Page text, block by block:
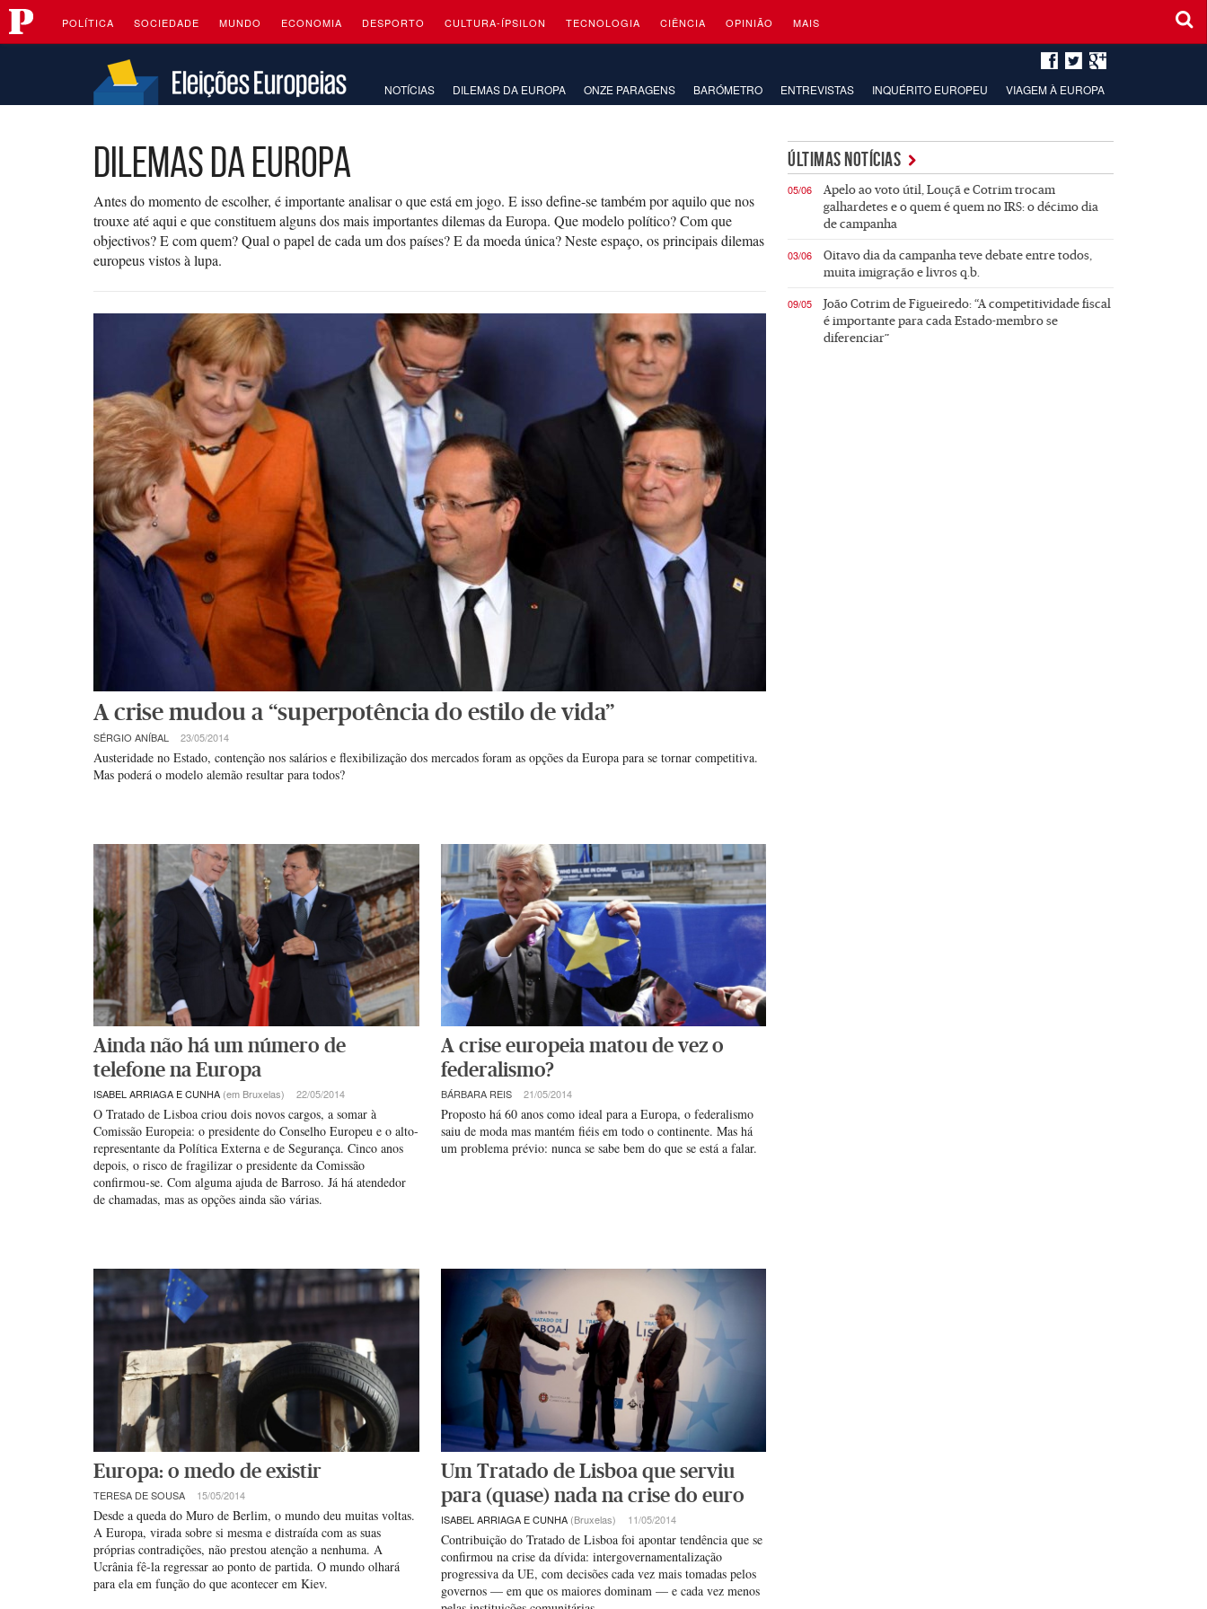
paraPOLÍTICA SOCIEDADE MUNDO ECONOMIA DESPORTO CULTURA-ÍPSILON TECNOLOGIA CIÊNCIA OPINIÃO MAIS
NOTÍCIAS DILEMAS DA EUROPA ONZE PARAGENS BARÓMETRO ENTREVISTAS INQUÉRITO EUROPEU VIAGEM À EUROPA
Dilemas da Europa
Antes do momento de escolher, é importante analisar o que está em jogo. E isso define-se também por aquilo que nos
trouxe até aqui e que constituem alguns dos mais importantes dilemas da Europa. Que modelo político? Com que
objectivos? E com quem? Qual o papel de cada um dos países? E da moeda única? Neste espaço, os principais dilemas
europeus vistos à lupa.
A crise mudou a “superpotência do estilo de vida”
SÉRGIO ANÍBAL 23/05/2014
Austeridade no Estado, contenção nos salários e flexibilização dos mercados foram as opções da Europa para se tornar competitiva.
Mas poderá o modelo alemão resultar para todos?
Ainda não há um número de
telefone na Europa
ISABEL ARRIAGA E CUNHA (em Bruxelas) 22/05/2014
O Tratado de Lisboa criou dois novos cargos, a somar à
Comissão Europeia: o presidente do Conselho Europeu e o alto-
representante da Política Externa e de Segurança. Cinco anos
depois, o risco de fragilizar o presidente da Comissão
confirmou-se. Com alguma ajuda de Barroso. Já há atendedor
de chamadas, mas as opções ainda são várias.
A crise europeia matou de vez o
federalismo?
BÁRBARA REIS 21/05/2014
Proposto há 60 anos como ideal para a Europa, o federalismo
saiu de moda mas mantém fiéis em todo o continente. Mas há
um problema prévio: nunca se sabe bem do que se está a falar.
Europa: o medo de existir
TERESA DE SOUSA 15/05/2014
Desde a queda do Muro de Berlim, o mundo deu muitas voltas.
A Europa, virada sobre si mesma e distraída com as suas
próprias contradições, não prestou atenção a nenhuma. A
Ucrânia fê-la regressar ao ponto de partida. O mundo olhará
para ela em função do que acontecer em Kiev.
Um Tratado de Lisboa que serviu
para (quase) nada na crise do euro
ISABEL ARRIAGA E CUNHA (Bruxelas) 11/05/2014
Contribuição do Tratado de Lisboa foi apontar tendência que se
confirmou na crise da dívida: intergovernamentalização
progressiva da UE, com decisões cada vez mais tomadas pelos
governos — em que os maiores dominam — e cada vez menos
ÚLTIMAS NOTÍCIAS
05/06
Apelo ao voto útil, Louçã e Cotrim trocam
galhardetes e o quem é quem no IRS: o décimo dia
de campanha
03/06
Oitavo dia da campanha teve debate entre todos,
muita imigração e livros q.b.
09/05
João Cotrim de Figueiredo: “A competitividade fiscal
é importante para cada Estado-membro se
diferenciar”